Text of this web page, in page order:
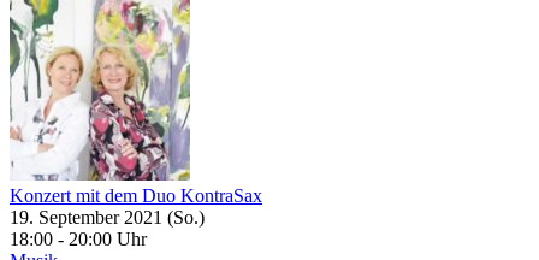
Konzert mit dem Duo KontraSax
19. September 2021 (So.)
18:00 - 20:00 Uhr